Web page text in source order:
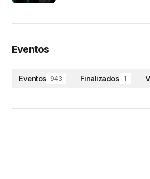
Eventos
Eventos 943 Finalizados 1